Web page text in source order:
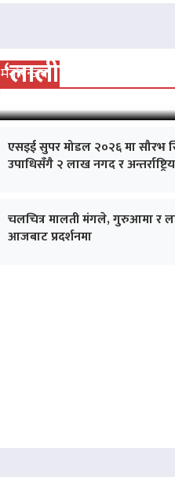
मनोरन्जन
‘लालीबजार’को
एसइई सुपर मोडल २०२६ मा सौरभ
उपाधिसँगै २ लाख नगद र
चलचित्र मालती मंगले, गुरुआमा र
आजबाट प्रदर्शनमा